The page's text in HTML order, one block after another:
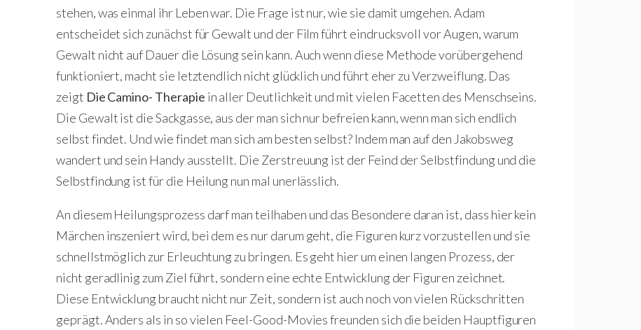
stehen, was einmal ihr Leben war. Die Frage ist nur, wie sie damit umgehen. Adam
entscheidet sich zunächst für Gewalt und der Film führt eindrucksvoll vor Augen, warum
Gewalt nicht auf Dauer die Lösung sein kann. Auch wenn diese Methode vorübergehend
funktioniert, macht sie letztendlich nicht glücklich und führt eher zu Verzweiflung. Das
zeigt Die Camino- Therapie in aller Deutlichkeit und mit vielen Facetten des Menschseins.
Die Gewalt ist die Sackgasse, aus der man sich nur befreien kann, wenn man sich endlich
selbst findet. Und wie findet man sich am besten selbst? Indem man auf den Jakobsweg
wandert und sein Handy ausstellt. Die Zerstreuung ist der Feind der Selbstfindung und die
Selbstfindung ist für die Heilung nun mal unerlässlich.
An diesem Heilungsprozess darf man teilhaben und das Besondere daran ist, dass hier kein
Märchen inszeniert wird, bei dem es nur darum geht, die Figuren kurz vorzustellen und sie
schnellstmöglich zur Erleuchtung zu bringen. Es geht hier um einen langen Prozess, der
nicht geradlinig zum Ziel führt, sondern eine echte Entwicklung der Figuren zeichnet.
Diese Entwicklung braucht nicht nur Zeit, sondern ist auch noch von vielen Rückschritten
geprägt. Anders als in so vielen Feel-Good-Movies freunden sich die beiden Hauptfiguren